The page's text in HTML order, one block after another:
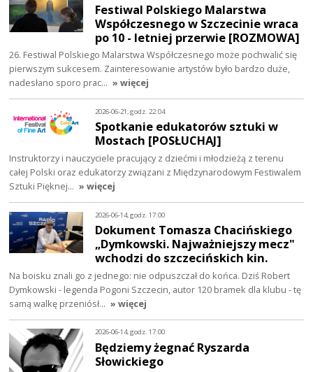
Festiwal Polskiego Malarstwa
Współczesnego w Szczecinie wraca
po 10 - letniej przerwie [ROZMOWA]
26. Festiwal Polskiego Malarstwa Współczesnego może pochwalić się
pierwszym sukcesem. Zainteresowanie artystów było bardzo duże,
nadesłano sporo prac… » więcej
2026-06-21, godz. 22:04
Spotkanie edukatorów sztuki w
Mostach [POSŁUCHAJ]
Instruktorzy i nauczyciele pracujący z dziećmi i młodzieżą z terenu
całej Polski oraz edukatorzy związani z Międzynarodowym Festiwalem
Sztuki Pięknej… » więcej
2026-06-14, godz. 17:00
Dokument Tomasza Chacińskiego
„Dymkowski. Najważniejszy mecz"
wchodzi do szczecińskich kin.
Na boisku znali go z jednego: nie odpuszczał do końca. Dziś Robert
Dymkowski - legenda Pogoni Szczecin, autor 120 bramek dla klubu - tę
samą walkę przeniósł… » więcej
2026-06-14, godz. 17:00
Będziemy żegnać Ryszarda
Słowickiego